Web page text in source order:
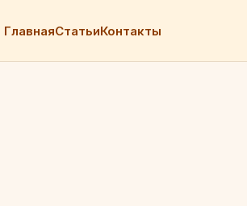
ГлавнаяСтатьиКонтакты